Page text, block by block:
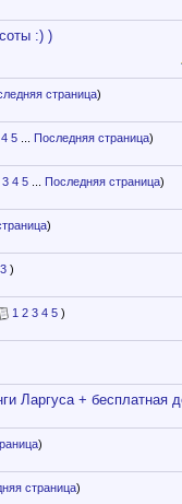
:) )
страница)
4 5 Последняя страница)
3 4 5 Последняя страница)
)
3 )
1 2 3 4 5 )
Ларгуса + бесплатная
)
страница)